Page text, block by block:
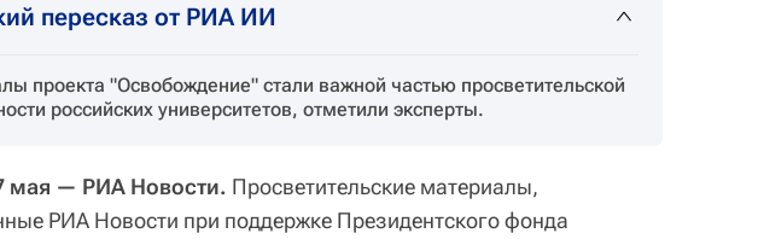
пересказ от РИА ИИ
проекта "Освобождение" стали важной частью просветительской
российских университетов, отметили эксперты.
мая — РИА Новости. Просветительские материалы,
РИА Новости при поддержке Президентского фонда